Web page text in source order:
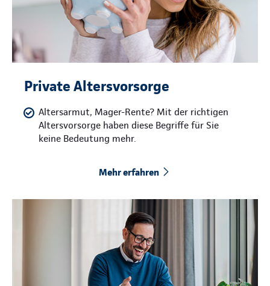
Private Altersvorsorge
Altersarmut, Mager-Rente? Mit der richtigen
Altersvorsorge haben diese Begriffe für Sie
keine Bedeutung mehr.
Mehr erfahren